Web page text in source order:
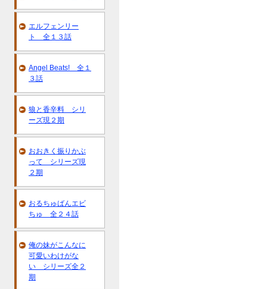
エルフェンリー
ト 全１３話
Angel Beats! 全１
３話
狼と香辛料 シリ
ーズ現２期
おおきく振りかぶ
って シリーズ現
２期
おるちゅばんエビ
ちゅ 全２４話
俺の妹がこんなに
可愛いわけがな
い シリーズ全２
期